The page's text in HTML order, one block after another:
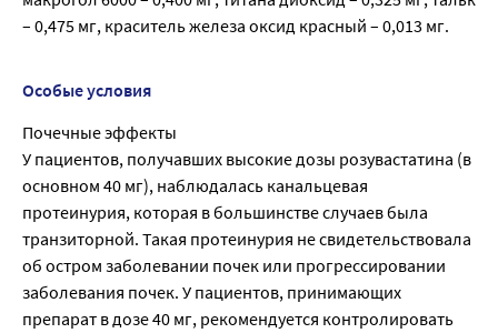
– 0,475 мг, краситель железа оксид красный – 0,013 мг.
Особые условия
Почечные эффекты
У пациентов, получавших высокие дозы розувастатина (в
основном 40 мг), наблюдалась канальцевая
протеинурия, которая в большинстве случаев была
транзиторной. Такая протеинурия не свидетельствовала
об остром заболевании почек или прогрессировании
заболевания почек. У пациентов, принимающих
препарат в дозе 40 мг, рекомендуется контролировать